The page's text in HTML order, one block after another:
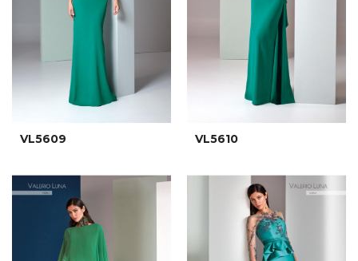
VL5609 VL5610